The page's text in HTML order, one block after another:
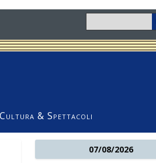
Cultura & Spettacoli
07/08/2026